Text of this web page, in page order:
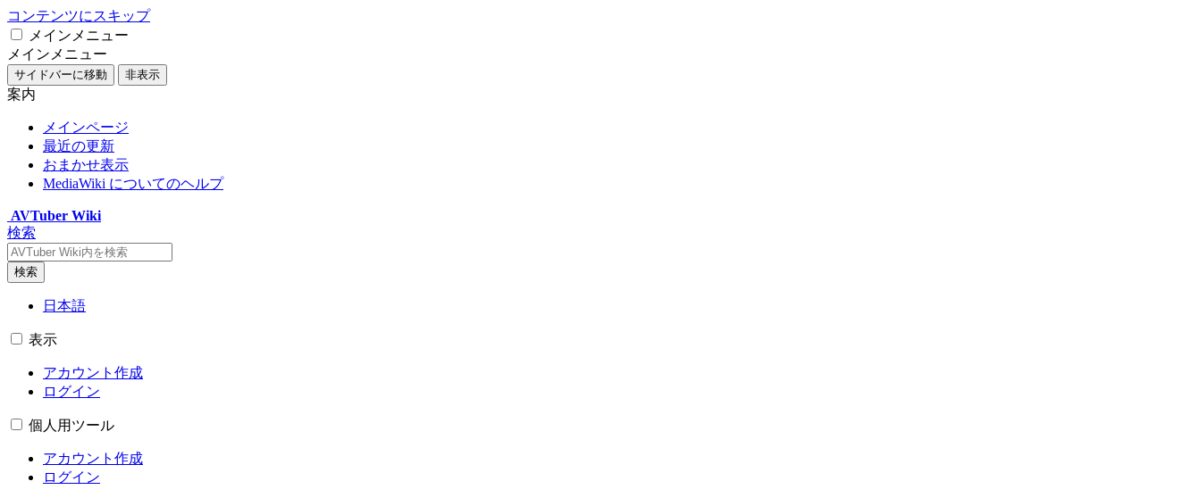
コンテンツにスキップ
メインメニュー
メインメニュー
サイドバーに移動 非表示
案内
メインページ
最近の更新
おまかせ表示
MediaWiki についてのヘルプ
AVTuber Wiki
検索
検索
日本語
表示
アカウント作成
ログイン
個人用ツール
アカウント作成
ログイン